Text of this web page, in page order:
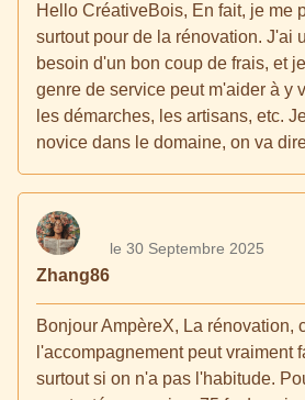
Hello CréativeBois, En fait, je me
surtout pour de la rénovation. J'ai
besoin d'un bon coup de frais, et
genre de service peut m'aider à y
les démarches, les artisans, etc.
novice dans le domaine, on va
Zhang86
le 30 Septembre 2025
Bonjour AmpèreX, La rénovation,
l'accompagnement peut vraiment
surtout si on n'a pas l'habitude.